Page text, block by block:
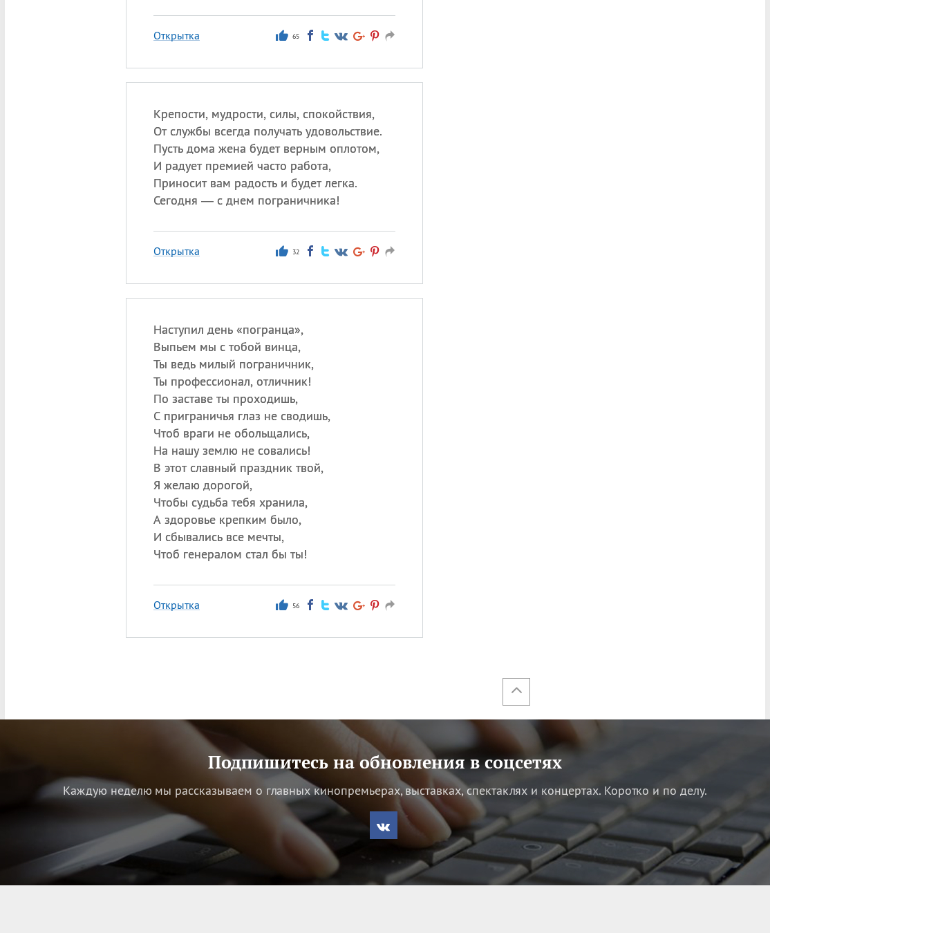
Открытка 65
Крепости, мудрости, силы, спокойствия,
От службы всегда получать удовольствие.
Пусть дома жена будет верным оплотом,
И радует премией часто работа,
Приносит вам радость и будет легка.
Сегодня — с днем пограничника!
Открытка 32
Наступил день «погранца»,
Выпьем мы с тобой винца,
Ты ведь милый пограничник,
Ты профессионал, отличник!
По заставе ты проходишь,
С приграничья глаз не сводишь,
Чтоб враги не обольщались,
На нашу землю не совались!
В этот славный праздник твой,
Я желаю дорогой,
Чтобы судьба тебя хранила,
А здоровье крепким было,
И сбывались все мечты,
Чтоб генералом стал бы ты!
Открытка 56
Подпишитесь на обновления в соцсетях
Каждую неделю мы рассказываем о главных кинопремьерах, выставках, спектаклях и концертах. Коротко и по делу.